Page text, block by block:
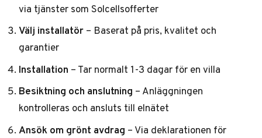
via tjänster somSolcellsofferter
Välj installatör– Baserat på pris, kvalitet och
garantier
Installation – Tar normalt 1-3 dagar för en villa
Besiktning och anslutning – Anläggningen
kontrolleras och ansluts till elnätet
Ansök om grönt avdrag – Via deklarationen för